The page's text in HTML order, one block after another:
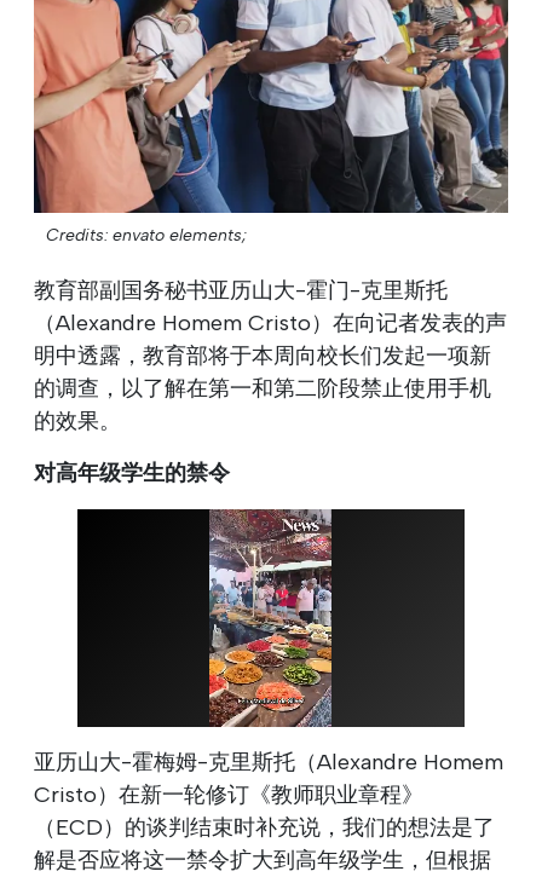
Credits: envato elements;
教育部副国务秘书亚历山大-霍门-克里斯托
（Alexandre Homem Cristo）在向记者发表的声
明中透露，教育部将于本周向校长们发起一项新
的调查，以了解在第一和第二阶段禁止使用手机
的效果。
对高年级学生的禁令
亚历山大-霍梅姆-克里斯托（Alexandre Homem
Cristo）在新一轮修订《教师职业章程》
（ECD）的谈判结束时补充说，我们的想法是了
解是否应将这一禁令扩大到高年级学生，但根据